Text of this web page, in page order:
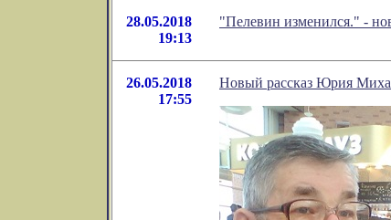
28.05.2018
19:13
"Пелевин изменился." -
26.05.2018
17:55
Новый рассказ Юрия